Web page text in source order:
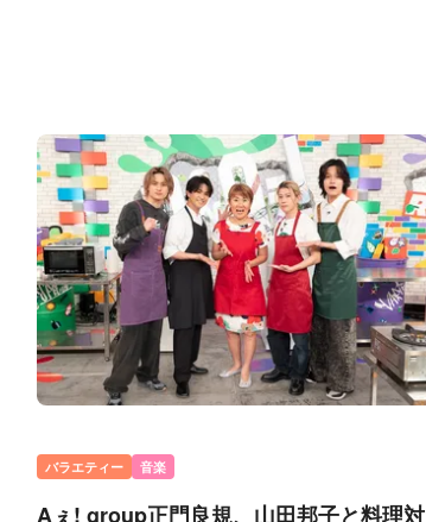
バラエティー 音楽
Aぇ! group正門良規、山田邦子と料理対